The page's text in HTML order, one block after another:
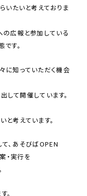
いたいと考えておりま
の広報と参加している
す。
に知っていただく機会
て開催しています。
考えています。
、あそびばOPEN
・実行を
。